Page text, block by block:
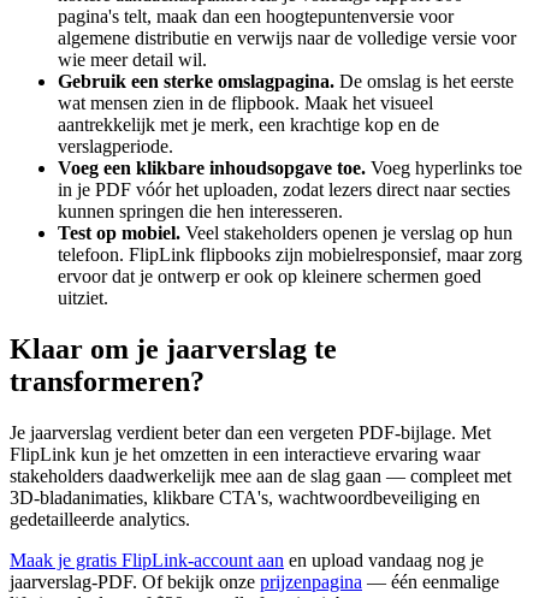
pagina's telt, maak dan een hoogtepuntenversie voor
algemene distributie en verwijs naar de volledige versie voor
wie meer detail wil.
Gebruik een sterke omslagpagina. De omslag is het eerste
wat mensen zien in de flipbook. Maak het visueel
aantrekkelijk met je merk, een krachtige kop en de
verslagperiode.
Voeg een klikbare inhoudsopgave toe. Voeg hyperlinks toe
in je PDF vóór het uploaden, zodat lezers direct naar secties
kunnen springen die hen interesseren.
Test op mobiel. Veel stakeholders openen je verslag op hun
telefoon. FlipLink flipbooks zijn mobielresponsief, maar zorg
ervoor dat je ontwerp er ook op kleinere schermen goed
uitziet.
Klaar om je jaarverslag te
transformeren?
Je jaarverslag verdient beter dan een vergeten PDF-bijlage. Met
FlipLink kun je het omzetten in een interactieve ervaring waar
stakeholders daadwerkelijk mee aan de slag gaan — compleet met
3D-bladanimaties, klikbare CTA's, wachtwoordbeveiliging en
gedetailleerde analytics.
Maak je gratis FlipLink-account aan en upload vandaag nog je
jaarverslag-PDF. Of bekijk onze prijzenpagina — één eenmalige